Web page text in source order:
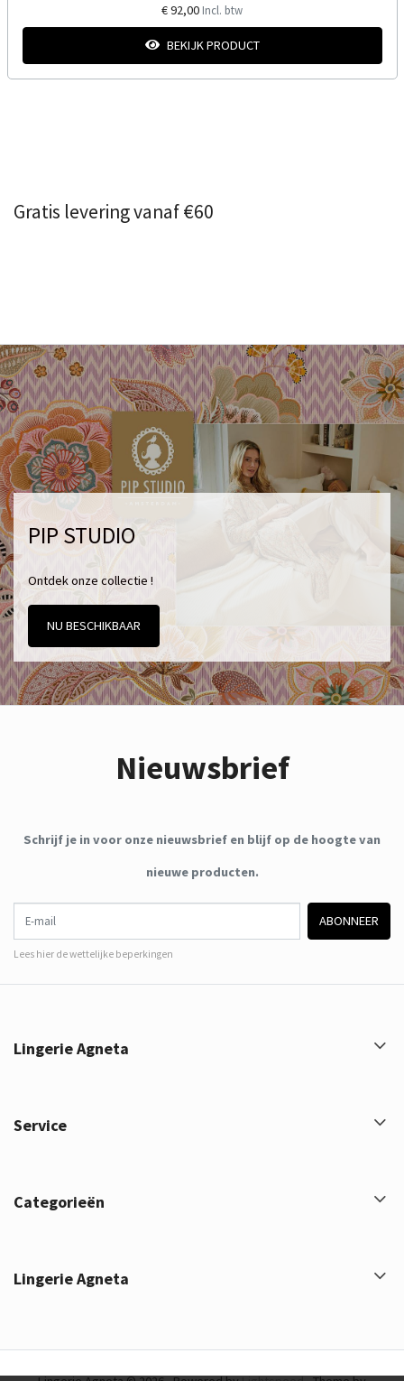
€ 92,00 Incl. btw
BEKIJK PRODUCT
Gratis levering vanaf €60
PIP STUDIO
Ontdek onze collectie !
NU BESCHIKBAAR
Nieuwsbrief
Schrijf je in voor onze nieuwsbrief en blijf op de hoogte van
nieuwe producten.
ABONNEER
Lees hier de wettelijke beperkingen
Lingerie Agneta
Service
Categorieën
Lingerie Agneta